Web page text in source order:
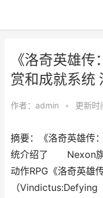
《洛奇英雄
赏和成就系统
作者： admin • 更新
摘要：《洛奇英雄传
统介绍了 Nexon旗
动作RPG《洛奇英雄
（